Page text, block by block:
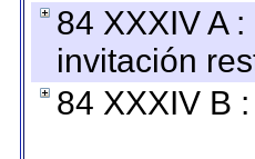
84 XXXIV A
invitación
84 XXXIV B